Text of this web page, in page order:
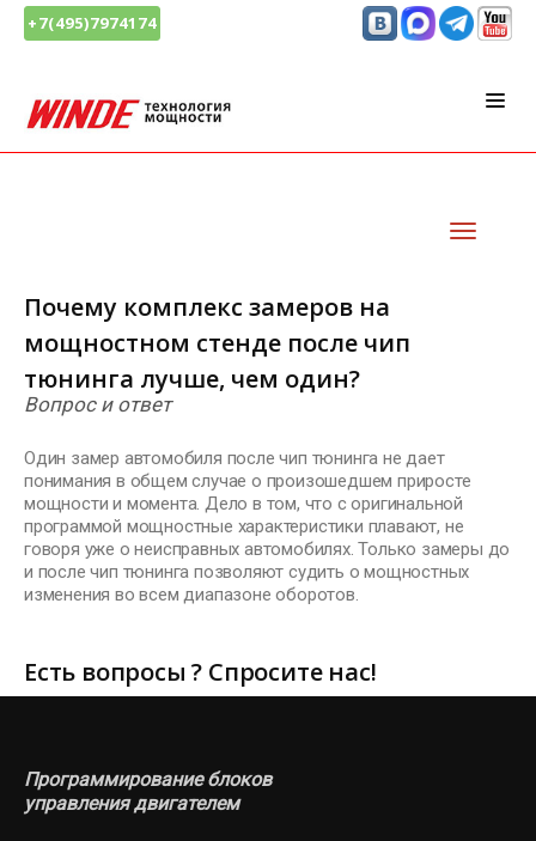
+7(495)7974174
Почему комплекс замеров на
мощностном стенде после чип
тюнинга лучше, чем один?
Вопрос и ответ
Один замер автомобиля после чип тюнинга не дает
понимания в общем случае о произошедшем приросте
мощности и момента. Дело в том, что с оригинальной
программой мощностные характеристики плавают, не
говоря уже о неисправных автомобилях. Только замеры до
и после чип тюнинга позволяют судить о мощностных
изменения во всем диапазоне оборотов.
Есть вопросы ? Спросите нас!
Программирование блоков
управления двигателем